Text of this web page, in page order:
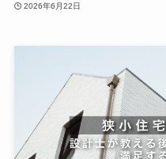
2026年6月22日